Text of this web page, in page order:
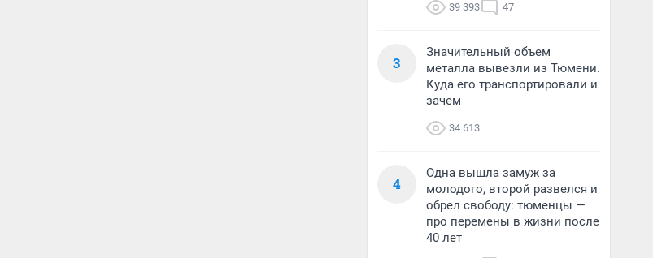
39 393 47
3
Значительный объем
металла вывезли из Тюмени.
Куда его транспортировали и
зачем
34 613
4
Одна вышла замуж за
молодого, второй развелся и
обрел свободу: тюменцы —
про перемены в жизни после
40 лет